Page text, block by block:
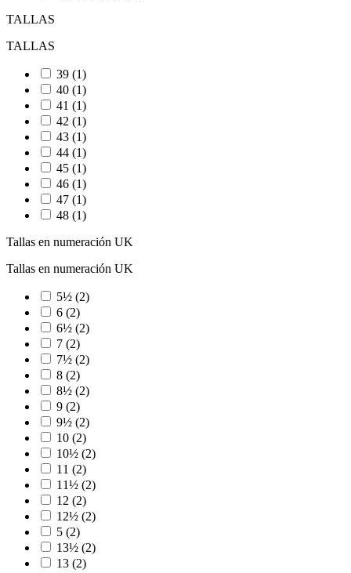
TALLAS
TALLAS
39 (1)
40 (1)
41 (1)
42 (1)
43 (1)
44 (1)
45 (1)
46 (1)
47 (1)
48 (1)
Tallas en numeración UK
Tallas en numeración UK
5½ (2)
6 (2)
6½ (2)
7 (2)
7½ (2)
8 (2)
8½ (2)
9 (2)
9½ (2)
10 (2)
10½ (2)
11 (2)
11½ (2)
12 (2)
12½ (2)
5 (2)
13½ (2)
13 (2)